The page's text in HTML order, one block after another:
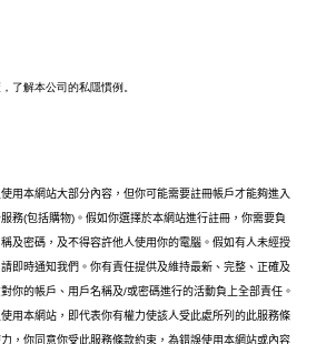
了解本公司的私隱慣例。
用本網站大部分內容，但你可能需要註冊帳戶才能夠進入
務(包括購物) 。假如你選擇於本網站進行註冊，你需要負
及密碼，及不得容許他人使用你的電腦。假如有人未經授
即時通知我們。你有責任提供及維持最新、完整、正確及
你的帳戶、用戶名稱及/或密碼進行的活動負上全部責任。
用本網站，即代表你有權力使該人受此處所列的此服務條
，你同意你受此服務條款約束，為錯誤使用本網站或內容